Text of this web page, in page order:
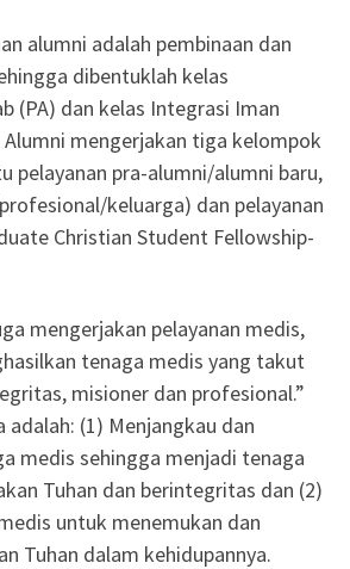
alumni adalah pembinaan dan
dibentuklah kelas
(PA) dan kelas Integrasi Iman
Alumni mengerjakan tiga kelompok
pelayanan pra-alumni/alumni baru,
keluarga) dan pelayanan
Christian Student Fellowship-
mengerjakan pelayanan medis,
tenaga medis yang takut
misioner dan profesional.”
adalah: (1) Menjangkau dan
medis sehingga menjadi tenaga
Tuhan dan berintegritas dan (2)
untuk menemukan dan
Tuhan dalam kehidupannya.